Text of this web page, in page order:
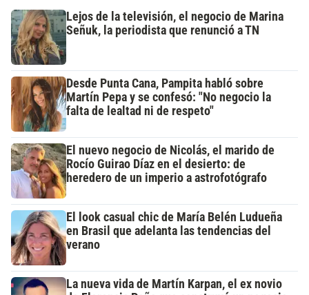
Lejos de la televisión, el negocio de Marina
Señuk, la periodista que renunció a TN
Desde Punta Cana, Pampita habló sobre
Martín Pepa y se confesó: "No negocio la
falta de lealtad ni de respeto"
El nuevo negocio de Nicolás, el marido de
Rocío Guirao Díaz en el desierto: de
heredero de un imperio a astrofotógrafo
El look casual chic de María Belén Ludueña
en Brasil que adelanta las tendencias del
verano
La nueva vida de Martín Karpan, el ex novio